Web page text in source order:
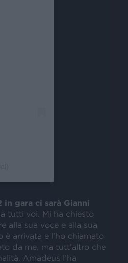
gara ci sarà Gianni
tutti voi. Mi ha chiesto
alla sua voce e alla sua
arrivata e l’ho chiamato
da me, ma tutt’altro che
Amadeus l’ha